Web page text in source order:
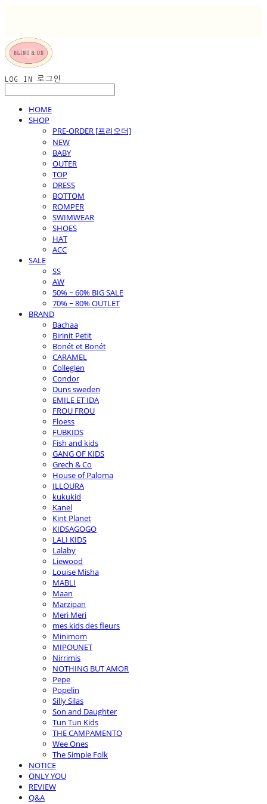
LOG IN 로그인
HOME
SHOP
PRE-ORDER [프리오더]
NEW
BABY
OUTER
TOP
DRESS
BOTTOM
ROMPER
SWIMWEAR
SHOES
HAT
ACC
SALE
SS
AW
50% ~ 60% BIG SALE
70% ~ 80% OUTLET
BRAND
Bachaa
Birinit Petit
Bonét et Bonét
CARAMEL
Collegien
Condor
Duns sweden
EMILE ET IDA
FROU FROU
Floess
FUBKIDS
Fish and kids
GANG OF KIDS
Grech & Co
House of Paloma
ILLOURA
kukukid
Kanel
Kint Planet
KIDSAGOGO
LALI KIDS
Lalaby
Liewood
Louise Misha
MABLI
Maan
Marzipan
Meri Meri
mes kids des fleurs
Minimom
MIPOUNET
Nirrimis
NOTHING BUT AMOR
Pepe
Popelin
Silly Silas
Son and Daughter
Tun Tun Kids
THE CAMPAMENTO
Wee Ones
The Simple Folk
NOTICE
ONLY YOU
REVIEW
Q&A